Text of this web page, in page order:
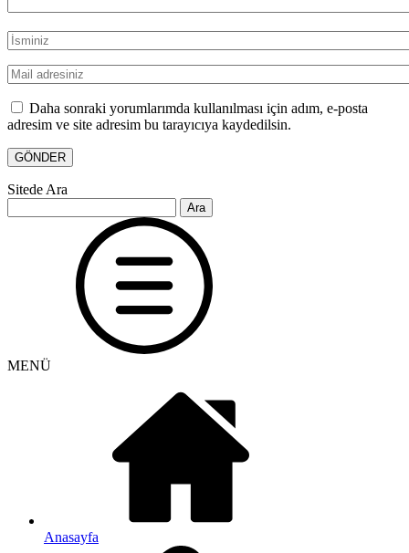
Daha sonraki yorumlarımda kullanılması için adım, e-posta
adresim ve site adresim bu tarayıcıya kaydedilsin.
Sitede Ara
MENÜ
Anasayfa